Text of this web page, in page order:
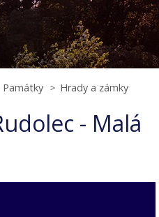
Památky Hrady a zámky
- Malá